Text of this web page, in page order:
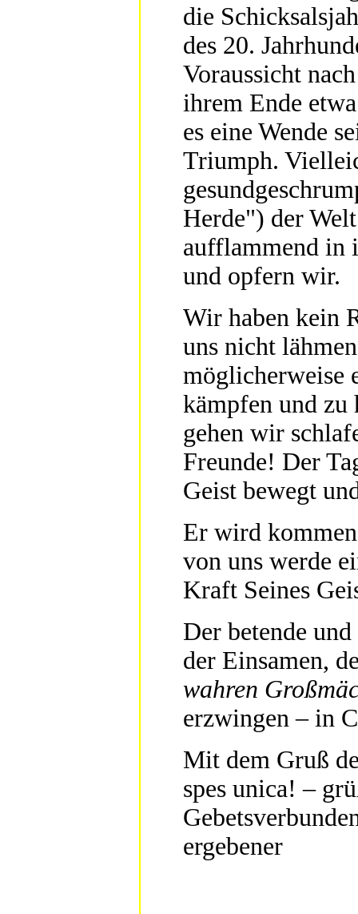
die
des 20.
Voraussicht
ihrem Ende
es eine Wende
Triumph.
Herde") der
aufflammend in
und opfern wir.
Wir haben kein
uns nicht
möglicherweise
kämpfen und
gehen wir
Freunde! Der
Geist bewegt
Er wird
von uns werde
Kraft Seines
Der betende
der Einsamen,
wahren
erzwingen – in
Mit dem Gruß
spes unica! –
ergebener